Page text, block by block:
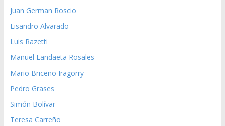
Juan German Roscio
Lisandro Alvarado
Luis Razetti
Manuel Landaeta Rosales
Mario Briceño Iragorry
Pedro Grases
Simón Bolívar
Teresa Carreño